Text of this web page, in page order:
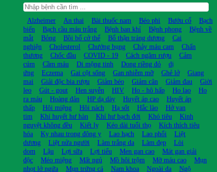
Alzheimer An thai Bài thuốc nam Béo phì Bướu cổ
Bạch
biến
Bạch cầu máu trắng Bệnh ban khỉ Bệnh phong
Bệnh về
mắt
Bỏng Bồi bổ cở thể Bổ thận tráng dương
Cai
nghiện
Cholesterol Chướng bụng Chảy máu cam
Chấn
thương
Chốc đầu COVID - 19 Cách ngâm rượu
Cảm
cúm
Cầm máu Di mộng tinh Dong riềng đỏ
dị
ứng
Eczema Gai cột sống Gan nhiễm mỡ Ghẻ lở
Giang
mai
Giải độc bia rượu Giảm béo Giảm cân Giảm đau
Giời
leo
Gút - gout Hen suyễn HIV Ho - hô hấp Ho lao
Ho
ra máu
Hoàng đản HP dạ dày Huyết áp cao
Huyết áp
thấp
Hôi miệng Hôi nách Hạ sốt Hắc lào
Hở van
tim
Khí huyết hư hàn Khí hư bạch đới Khó tiêu
Kinh
nguyệt không đều
Kiết lỵ Kéo dài tuổi thọ
Kích thích tiêu
hóa
Kỵ nhau trong đông y Lao hạch Lao phổi
Liệt
dương
Liệt nửa người Làm trắng da Làm đẹp
Lòi
dom
Lậu Lợi sữa Lợi tiểu Men gan cao
Mát gan giải
độc
Méo miệng Mất ngủ Mồ hôi trộm Mỡ máu cao
Mụn
nhọt lở ngứa
Mụn trứng cá Nam khoa Ngoài da
Ngộ